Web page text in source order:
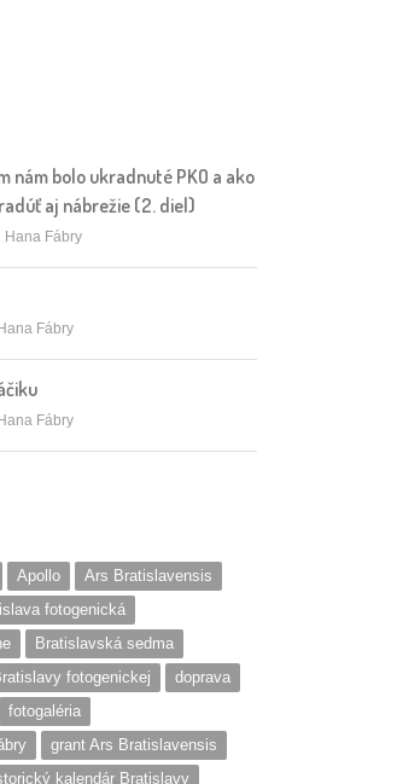
nám bolo ukradnuté PKO a ako
aj nábrežie (2. diel)
Autor/ka
Hana Fábry
ka
Hana Fábry
ka
Hana Fábry
Apollo
Ars Bratislavensis
fotogenická
Bratislavská sedma
fotogenickej
doprava
fotogaléria
grant Ars Bratislavensis
kalendár Bratislavy